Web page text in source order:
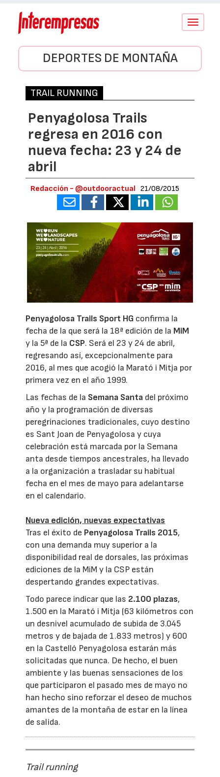
Conmutar
DEPORTES DE MONTAÑA
TRAIL RUNNING
Penyagolosa Trails
regresa en 2016 con
nueva fecha: 23 y 24 de
abril
Redacción - @outdooractual 21/08/2015
Penyagolosa Trails Sport HG confirma la
fecha de la que será la 18ª edición de la MiM
y la 5ª de la CSP. Será el 23 y 24 de abril,
regresando así, excepcionalmente para
2016, al mes que acogió la Marató i Mitja por
primera vez en el año 1999.
Las fechas de la Semana Santa del próximo
año y la programación de diversas
peregrinaciones tradicionales, cuyo destino
es Sant Joan de Penyagolosa y cuya
celebración está marcada por la Semana
anta desde tiempos ancestrales, ha llevado
a la organización a trasladar su habitual
fecha en el mes de mayo para adelantarse
en el calendario.
Nueva edición, nuevas expectativas
Tras el éxito de Penyagolosa Trails 2015,
con una demanda muy superior a la
disponibilidad real de dorsales, las próximas
ediciones de la MiM y la CSP están
despertando grandes expectativas.
Todo parece indicar que las 2.100 plazas,
1.500 en la Marató i Mitja (63 kilómetros con
un desnivel acumulado de subida de 3.045
metros y de bajada de 1.833 metros) y 600
en la Castelló Penyagolosa estarán más
solicitadas que nunca. De hecho, el buen
ambiente y las buenas sensaciones de los
que participaron el pasado mes de mayo no
han hecho sino reforzar el deseo de muchos
amantes de la montaña de estar en la línea
de salida.
Trail running